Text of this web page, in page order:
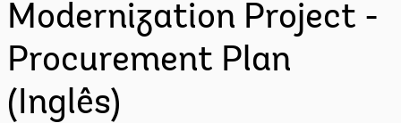
Modernization Project -
Procurement Plan
(Inglês)